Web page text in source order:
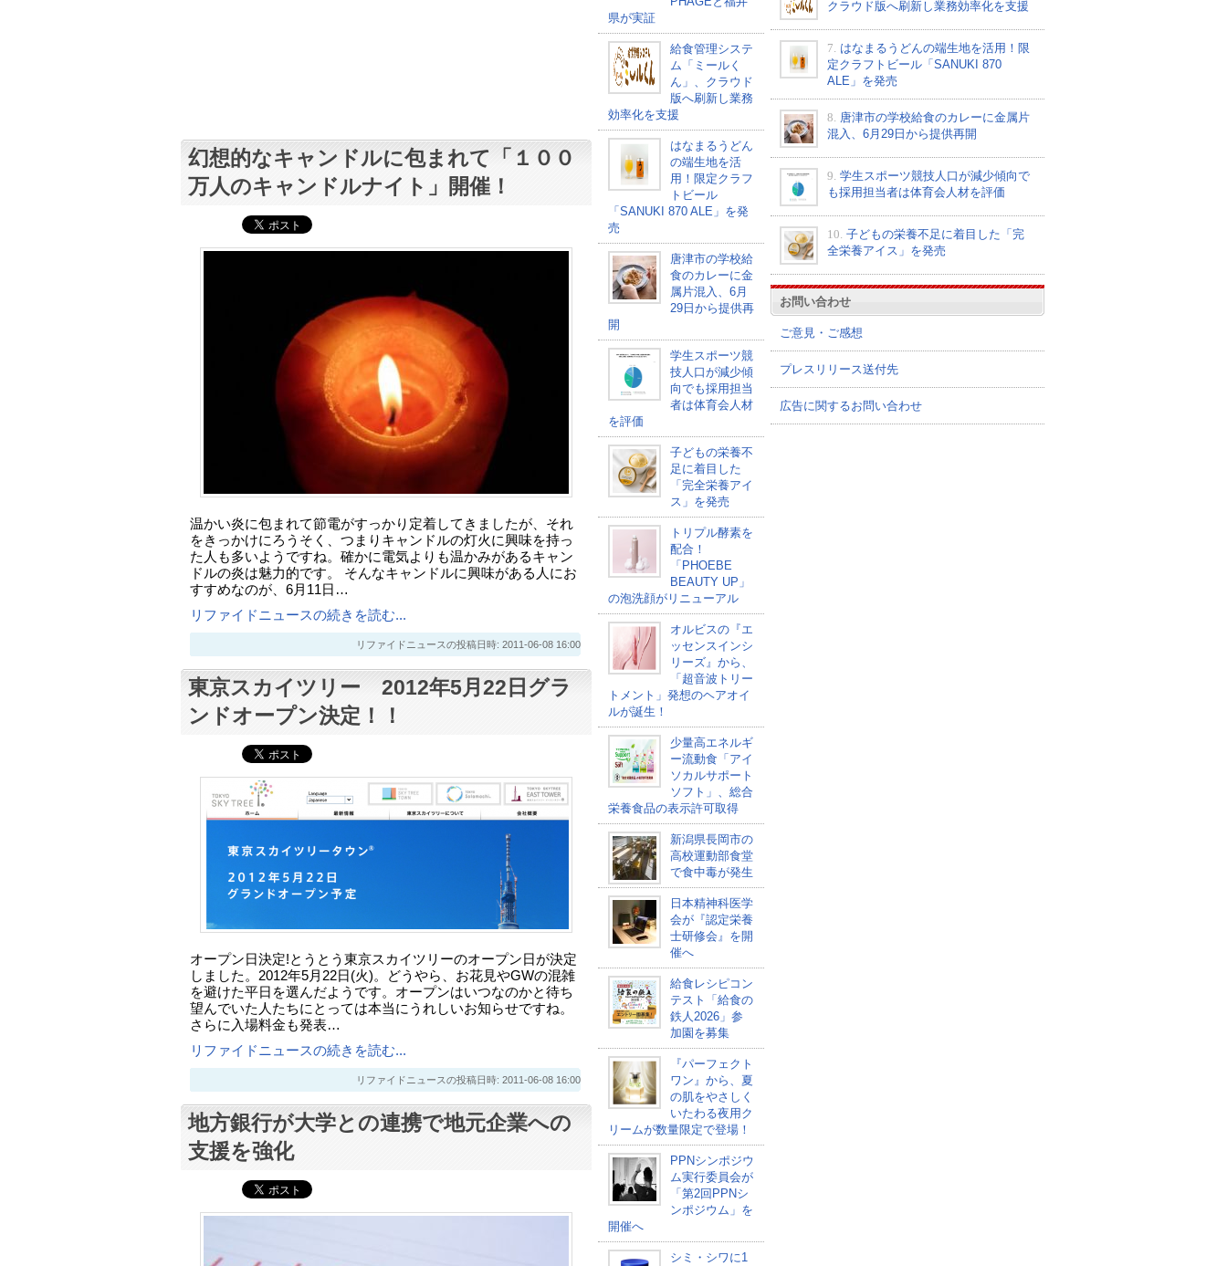
幻想的なキャンドルに包まれて「１００
万人のキャンドルナイト」開催！
温かい炎に包まれて節電がすっかり定着してきましたが、それ
をきっかけにろうそく、つまりキャンドルの灯火に興味を持っ
た人も多いようですね。確かに電気よりも温かみがあるキャン
ドルの炎は魅力的です。 そんなキャンドルに興味がある人にお
すすめなのが、6月11日…
リファイドニュースの続きを読む...
リファイドニュースの投稿日時: 2011-06-08 16:00
東京スカイツリー 2012年5月22日グラ
ンドオープン決定！！
オープン日決定!とうとう東京スカイツリーのオープン日が決定
しました。2012年5月22日(火)。どうやら、お花見やGWの混雑
を避けた平日を選んだようです。オープンはいつなのかと待ち
望んでいた人たちにとっては本当にうれしいお知らせですね。
さらに入場料金も発表…
リファイドニュースの続きを読む...
リファイドニュースの投稿日時: 2011-06-08 16:00
地方銀行が大学との連携で地元企業への
支援を強化
県が実証
給食管理システ
ム「ミールく
ん」、クラウド
版へ刷新し業務
効率化を支援
はなまるうどん
の端生地を活
用！限定クラフ
トビール
「SANUKI 870 ALE」を発
売
唐津市の学校給
食のカレーに金
属片混入、6月
29日から提供再
開
学生スポーツ競
技人口が減少傾
向でも採用担当
者は体育会人材
を評価
子どもの栄養不
足に着目した
「完全栄養アイ
ス」を発売
トリプル酵素を
配合！
「PHOEBE
BEAUTY UP」
の泡洗顔がリニューアル
オルビスの『エ
ッセンスインシ
リーズ』から、
「超音波トリー
トメント」発想のヘアオイ
ルが誕生！
少量高エネルギ
ー流動食「アイ
ソカルサポート
ソフト」、総合
栄養食品の表示許可取得
新潟県長岡市の
高校運動部食堂
で食中毒が発生
日本精神科医学
会が『認定栄養
士研修会』を開
催へ
給食レシピコン
テスト「給食の
鉄人2026」参
加園を募集
『パーフェクト
ワン』から、夏
の肌をやさしく
いたわる夜用ク
リームが数量限定で登場！
PPNシンポジウ
ム実行委員会が
「第2回PPNシ
ンポジウム」を
開催へ
シミ・シワに1
クラウド版へ刷新し業務効率化を支援
7. はなまるうどんの端生地を活用！限
定クラフトビール「SANUKI 870
ALE」を発売
8. 唐津市の学校給食のカレーに金属片
混入、6月29日から提供再開
9. 学生スポーツ競技人口が減少傾向で
も採用担当者は体育会人材を評価
10. 子どもの栄養不足に着目した「完
全栄養アイス」を発売
お問い合わせ
ご意見・ご感想
プレスリリース送付先
広告に関するお問い合わせ